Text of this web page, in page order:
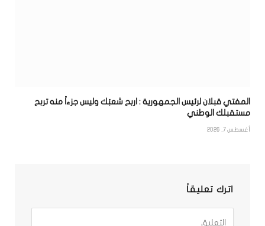
المفتي قبلان لرئيس الجمهورية : اربح شعبَك وليس جزءاً منه تربح
مستقبلك الوطني
أغسطس 7, 2026
اترك تعليقاً